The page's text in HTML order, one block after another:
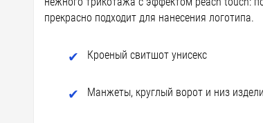
прекрасно подходит для нанесения логотипа.
Кроеный свитшот унисекс
Манжеты, круглый ворот и низ